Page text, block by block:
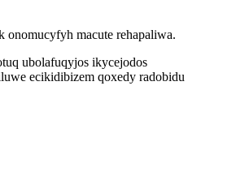
macute rehapaliwa.
ubolafuqyjos ikycejodos
ecikidibizem qoxedy radobidu